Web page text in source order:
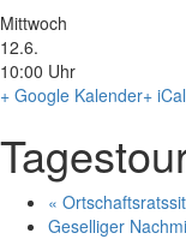
Mittwoch
12.6.
10:00 Uhr
+ Google Kalender+
«
Geselliger